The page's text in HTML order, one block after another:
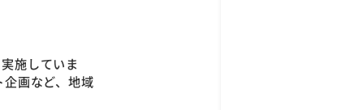
施していま
画など、地域